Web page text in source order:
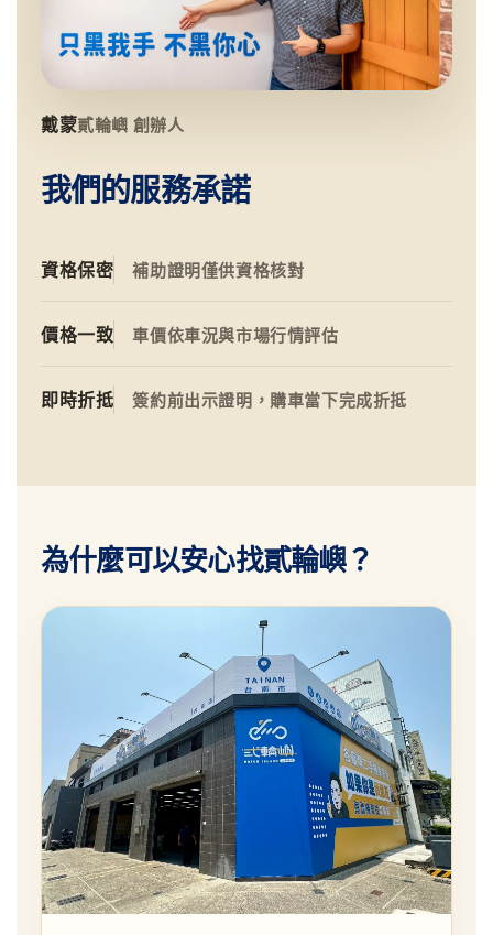
戴蒙貳輪嶼 創辦人
我們的服務承諾
資格保密 補助證明僅供資格核對
價格一致 車價依車況與市場行情評估
即時折抵 簽約前出示證明，購車當下完成折抵
為什麼可以安心找貳輪嶼？